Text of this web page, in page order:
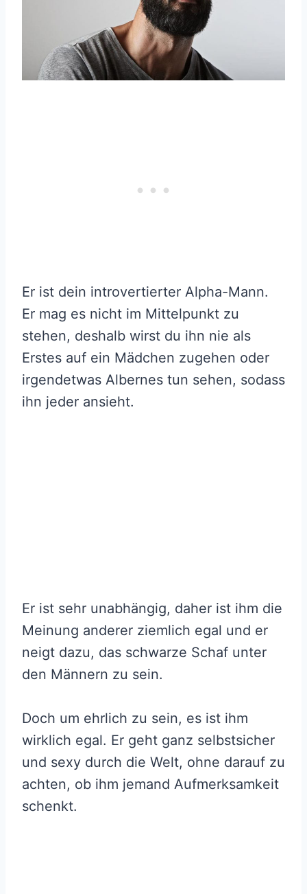
Er ist dein introvertierter Alpha-Mann.
Er mag es nicht im Mittelpunkt zu
stehen, deshalb wirst du ihn nie als
Erstes auf ein Mädchen zugehen oder
irgendetwas Albernes tun sehen, sodass
ihn jeder ansieht.
Er ist sehr unabhängig, daher ist ihm die
Meinung anderer ziemlich egal und er
neigt dazu, das schwarze Schaf unter
den Männern zu sein.
Doch um ehrlich zu sein, es ist ihm
wirklich egal. Er geht ganz selbstsicher
und sexy durch die Welt, ohne darauf zu
achten, ob ihm jemand Aufmerksamkeit
schenkt.